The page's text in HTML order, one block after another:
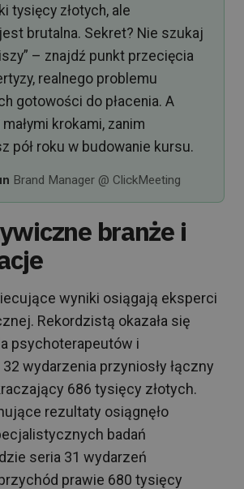
tysięcy złotych, ale
brutalna. Sekret? Nie szukaj
– znajdź punkt przecięcia
realnego problemu
gotowości do płacenia. A
krokami, zanim
pół roku w budowanie kursu.
Brand Manager @ ClickMeeting
branże i
wyniki osiągają eksperci
Rekordzistą okazała się
psychoterapeutów i
wydarzenia przyniosły łączny
686 tysięcy złotych.
rezultaty osiągnęło
badań
seria 31 wydarzeń
prawie 680 tysięcy